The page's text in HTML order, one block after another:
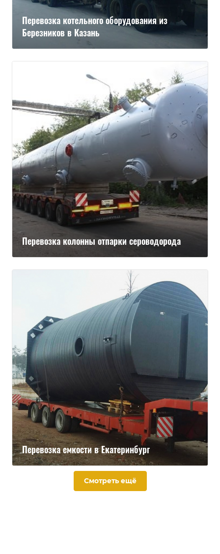
Перевозка котельного оборудования из
Березников в Казань
Перевозка колонны отпарки сероводорода
Перевозка емкости в Екатеринбург
Смотреть ещё